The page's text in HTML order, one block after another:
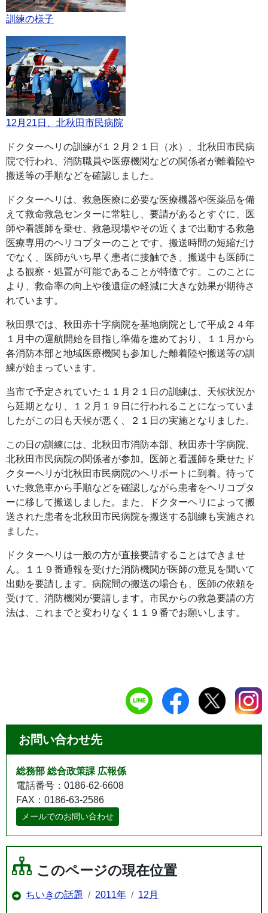
訓練の様子
12月21日、北秋田市民病院
ドクターヘリの訓練が１２月２１日（水）、北秋田市民病
院で行われ、消防職員や医療機関などの関係者が離着陸や
搬送等の手順などを確認しました。
ドクターヘリは、救急医療に必要な医療機器や医薬品を備
えて救命救急センターに常駐し、要請があるとすぐに、医
師や看護師を乗せ、救急現場やその近くまで出動する救急
医療専用のヘリコプターのことです。搬送時間の短縮だけ
でなく、医師がいち早く患者に接触でき、搬送中も医師に
よる観察・処置が可能であることが特徴です。このことに
より、救命率の向上や後遺症の軽減に大きな効果が期待さ
れています。
秋田県では、秋田赤十字病院を基地病院として平成２４年
１月中の運航開始を目指し準備を進めており、１１月から
各消防本部と地域医療機関も参加した離着陸や搬送等の訓
練が始まっています。
当市で予定されていた１１月２１日の訓練は、天候状況か
ら延期となり、１２月１９日に行われることになっていま
したがこの日も天候が悪く、２１日の実施となりました。
この日の訓練には、北秋田市消防本部、秋田赤十字病院、
北秋田市民病院の関係者が参加。医師と看護師を乗せたド
クターヘリが北秋田市民病院のヘリポートに到着。待って
いた救急車から手順などを確認しながら患者をヘリコプタ
ーに移して搬送しました。また、ドクターヘリによって搬
送された患者を北秋田市民病院を搬送する訓練も実施され
ました。
ドクターヘリは一般の方が直接要請することはできませ
ん。１１９番通報を受けた消防機関が医師の意見を聞いて
出動を要請します。病院間の搬送の場合も、医師の依頼を
受けて、消防機関が要請します。市民からの救急要請の方
法は、これまでと変わりなく１１９番でお願いします。
お問い合わせ先
総務部 総合政策課 広報係
電話番号：0186-62-6608
FAX：0186-63-2586
メールでのお問い合わせ
このページの現在位置
ちいきの話題 2011年 12月